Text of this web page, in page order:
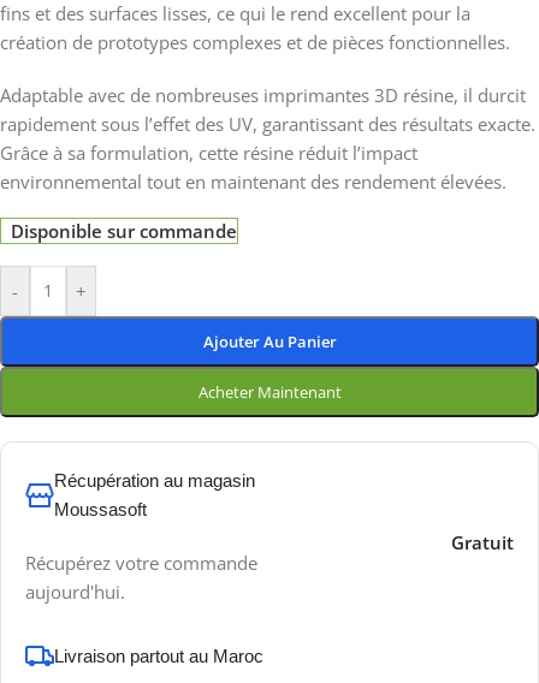
fins et des surfaces lisses, ce qui le rend excellent pour la
création de prototypes complexes et de pièces fonctionnelles.
Adaptable avec de nombreuses imprimantes 3D résine, il durcit
rapidement sous l’effet des UV, garantissant des résultats exacte.
Grâce à sa formulation, cette résine réduit l’impact
environnemental tout en maintenant des rendement élevées.
Disponible sur commande
- +
Ajouter Au Panier
Acheter Maintenant
Récupération au magasin
Moussasoft
Récupérez votre commande
aujourd'hui.
Gratuit
Livraison partout au Maroc